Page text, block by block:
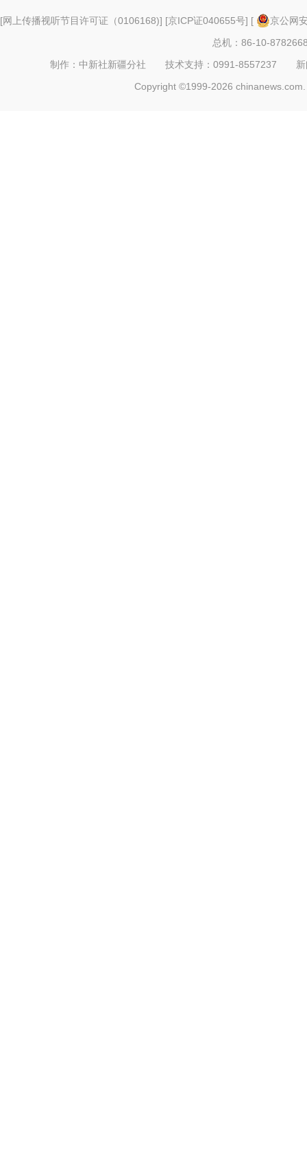
[网上传播视听节目许可证（0106168)] [京ICP证040655号] [
京公网
总机：86-10-
制作：中新社新疆分社 技术支持：0991-8557237
Copyright ©1999-2026